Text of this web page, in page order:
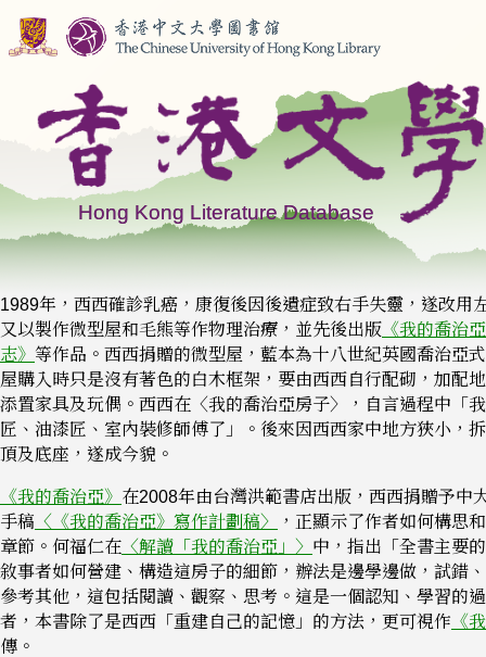
1989年，西西確診乳癌，康復後因後遺症致右手失靈，遂改用
又以製作微型屋和毛熊等作物理治療，並先後出版 《我的喬治
志》 等作品。西西捐贈的微型屋，藍本為十八世紀英國喬治亞
屋購入時只是沒有著色的白木框架，要由西西自行配砌，加配
添置家具及玩偶。西西在〈我的喬治亞房子〉，自言過程中「
匠、油漆匠、室內裝修師傅了」。後來因西西家中地方狹小，
頂及底座，遂成今貌。
《我的喬治亞》 在2008年由台灣洪範書店出版，西西捐贈予中
手稿 〈《我的喬治亞》寫作計劃稿〉
，正顯示了作者如何構思
章節。何福仁在 〈解讀「我的喬治亞」〉 中，指出「全書主要
敘事者如何營建、構造這房子的細節，辦法是邊學邊做，試錯
參考其他，這包括閱讀、觀察、思考。這是一個認知、學習的
者，本書除了是西西「重建自己的記憶」的方法，更可視作 《
傳。